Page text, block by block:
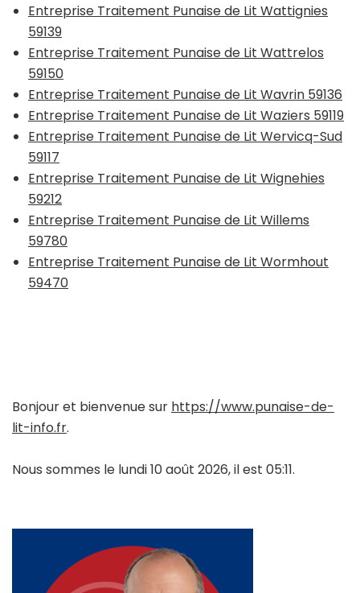
Entreprise Traitement Punaise de Lit Wattignies
59139
Entreprise Traitement Punaise de Lit Wattrelos
59150
Entreprise Traitement Punaise de Lit Wavrin 59136
Entreprise Traitement Punaise de Lit Waziers 59119
Entreprise Traitement Punaise de Lit Wervicq-Sud
59117
Entreprise Traitement Punaise de Lit Wignehies
59212
Entreprise Traitement Punaise de Lit Willems
59780
Entreprise Traitement Punaise de Lit Wormhout
59470
Bonjour et bienvenue sur https://www.punaise-de-
lit-info.fr.
Nous sommes le lundi 10 août 2026, il est 05:11.